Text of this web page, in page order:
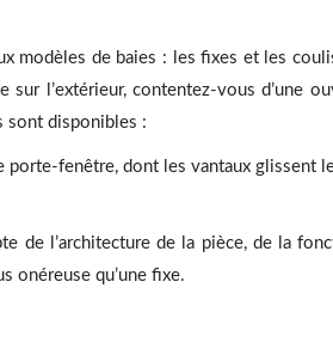
modèles de baies : les fixes et les
l’extérieur, contentez-vous d’une
sont disponibles :
fenêtre, dont les vantaux glissent
de l’architecture de la pièce, de la
onéreuse qu’une fixe.